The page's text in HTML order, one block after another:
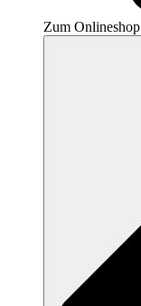
Zum Onlineshop